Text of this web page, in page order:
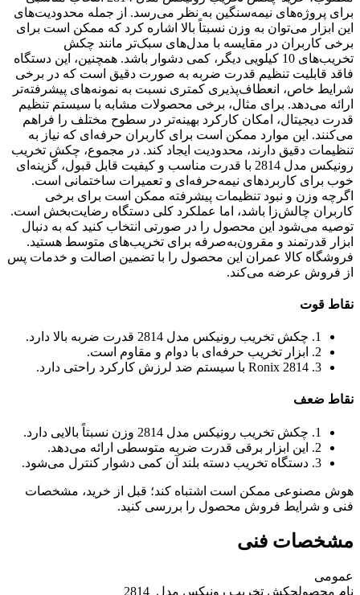
برای پروژه‌های نیمه‌سنگین به نظر می‌رسد. از جمله محدودیت‌های
این ابزار می‌توان به وزن نسبتاً بالا اشاره کرد که ممکن است برای
برخی کاربران در مقایسه با مدل‌های سبک‌تر مانند چکش‌
تخریب‌های 10 کیلویی دیگر، کمی دشوار باشد. همچنین، این دستگاه
فاقد قابلیت تنظیم قدرت ضربه به صورت دقیق است که در برخی
شرایط خاص، انعطاف‌پذیری کمتری نسبت به نمونه‌های پیشرفته‌تر
ارائه می‌دهد. برای مثال، برخی محصولات مشابه با سیستم تنظیم
قدرت دیجیتال، امکان کارکرد بهینه‌تر در سطوح مختلف را فراهم
می‌کنند. این موارد ممکن است برای کاربران حرفه‌ای که نیاز به
تنظیمات دقیق دارند، محدودیت ایجاد کند. در مجموع، چکش تخریب
رونیکس مدل 2814 با قدرت مناسب و کیفیت قابل قبول، گزینه‌ای
خوب برای کاربردهای نیمه‌حرفه‌ای و تعمیرات ساختمانی است.
اگرچه وزن و نبود تنظیمات پیشرفته ممکن است برای برخی
کاربران چالش‌زا باشد، اما عملکرد کلی دستگاه رضایت‌بخش است.
توصیه می‌شود این محصول را در صورتی انتخاب کنید که به دنبال
ابزار قدرتمند و مقرون‌به‌صرفه برای تخریب‌های متوسط هستید.
فروشگاه کالا عمران این محصول را با تضمین اصالت و خدمات پس
از فروش عرضه می‌کند.
نقاط قوت
1. چکش تخریب رونیکس مدل 2814 قدرت ضربه بالا دارد.
2. ابزار تخریب حرفه‌ای با دوام و مقاوم است.
3. Ronix 2814 با سیستم ضد لرزش کارکرد راحتی دارد.
نقاط ضعف
1. چکش تخریب رونیکس مدل 2814 وزن نسبتاً بالایی دارد.
2. این ابزار برقی قدرت ضربه متوسطی ارائه می‌دهد.
3. دستگاه تخریب دسته بلند آن کمی دشوار کنترل می‌شود.
هوش مصنوعی ممکن است اشتباه کند؛ قبل از خرید، مشخصات
فنی و شرایط فروش محصول را بررسی کنید.
مشخصات فنی
عمومی
نام محصولچکش تخریب رونیکس مدل ‏ 2814